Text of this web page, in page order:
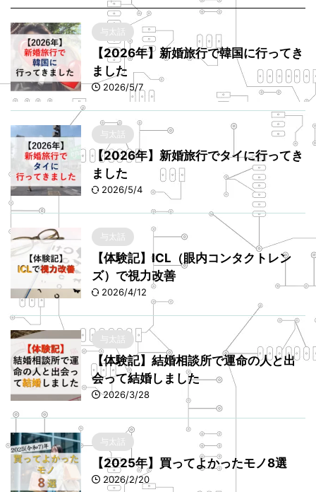
与太話
【2026年】新婚旅行で韓国に行ってき
ました
2026/5/7
与太話
【2026年】新婚旅行でタイに行ってき
ました
2026/5/4
与太話
【体験記】ICL（眼内コンタクトレン
ズ）で視力改善
2026/4/12
与太話
【体験記】結婚相談所で運命の人と出
会って結婚しました
2026/3/28
与太話
【2025年】買ってよかったモノ8選
2026/2/20